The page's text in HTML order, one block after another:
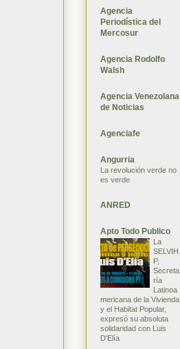
Agencia
Periodística del
Mercosur
Agencia Rodolfo
Walsh
Agencia Venezolana
de Noticias
Agenciafe
Angurria
La revolución verde no
es verde
ANRED
Apto Todo Publico
La
SELVIH
P,
Secreta
ría
Latinoa
mericana de la Vivienda
y el Habitat Popular,
expresó su absoluta
solidaridad con Luis
D'Elía